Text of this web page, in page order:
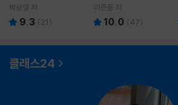
박상영 저
9.3 ( 21 )
이준용 저
10.0 (47)
클래스24